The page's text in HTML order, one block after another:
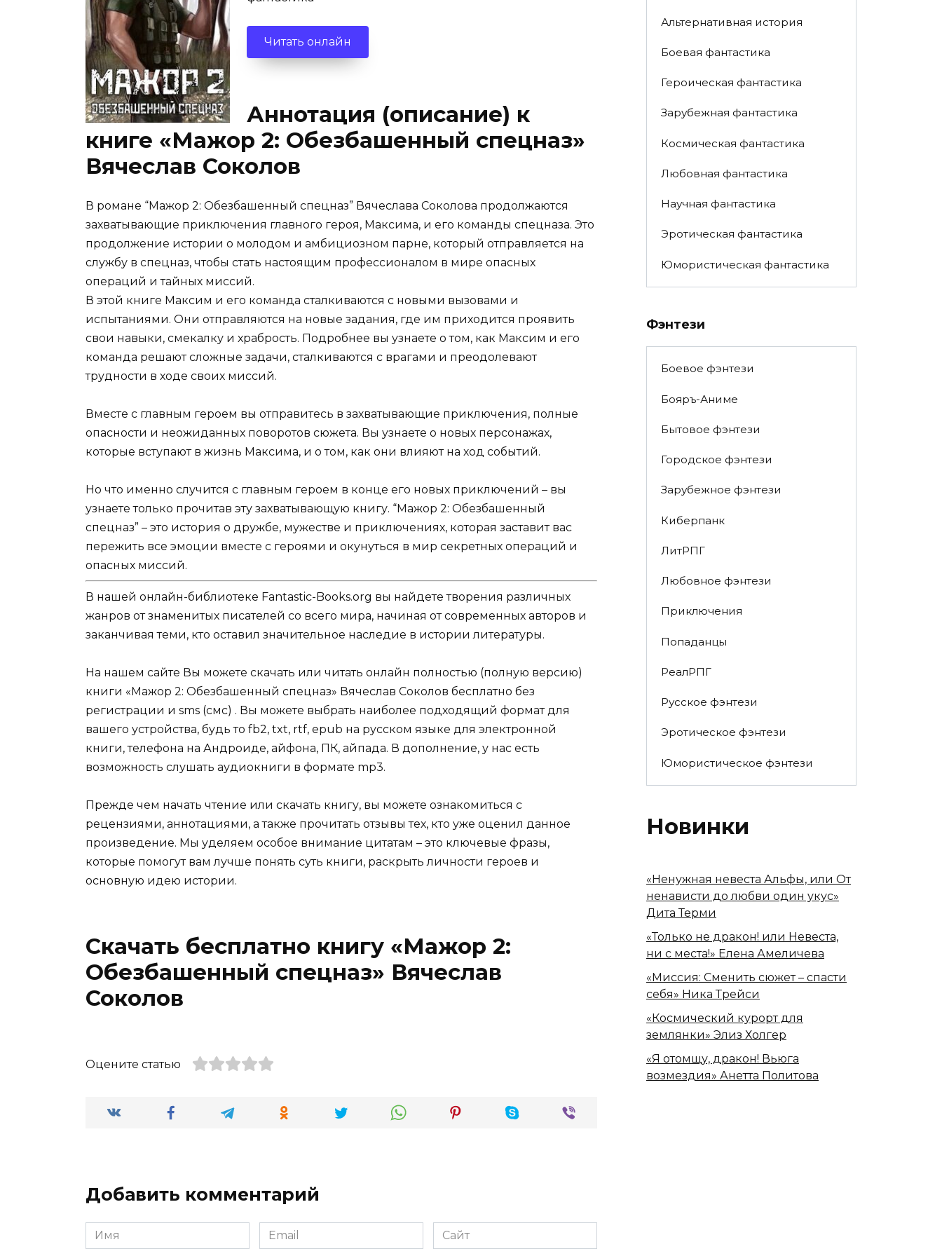
Читать онлайн
Аннотация (описание) к
книге «Мажор 2: Обезбашенный спецназ»
Вячеслав Соколов
В романе “Мажор 2: Обезбашенный спецназ” Вячеслава Соколова продолжаются
захватывающие приключения главного героя, Максима, и его команды спецназа. Это
продолжение истории о молодом и амбициозном парне, который отправляется на
службу в спецназ, чтобы стать настоящим профессионалом в мире опасных
операций и тайных миссий.
В этой книге Максим и его команда сталкиваются с новыми вызовами и
испытаниями. Они отправляются на новые задания, где им приходится проявить
свои навыки, смекалку и храбрость. Подробнее вы узнаете о том, как Максим и его
команда решают сложные задачи, сталкиваются с врагами и преодолевают
трудности в ходе своих миссий.
Вместе с главным героем вы отправитесь в захватывающие приключения, полные
опасности и неожиданных поворотов сюжета. Вы узнаете о новых персонажах,
которые вступают в жизнь Максима, и о том, как они влияют на ход событий.
Но что именно случится с главным героем в конце его новых приключений – вы
узнаете только прочитав эту захватывающую книгу. “Мажор 2: Обезбашенный
спецназ” – это история о дружбе, мужестве и приключениях, которая заставит вас
пережить все эмоции вместе с героями и окунуться в мир секретных операций и
опасных миссий.
В нашей онлайн-библиотеке Fantastic-Books.org вы найдете творения различных
жанров от знаменитых писателей со всего мира, начиная от современных авторов и
заканчивая теми, кто оставил значительное наследие в истории литературы.
На нашем сайте Вы можете скачать или читать онлайн полностью (полную версию)
книги «Мажор 2: Обезбашенный спецназ» Вячеслав Соколов бесплатно без
регистрации и sms (смс) . Вы можете выбрать наиболее подходящий формат для
вашего устройства, будь то fb2, txt, rtf, epub на русском языке для электронной
книги, телефона на Андроиде, айфона, ПК, айпада. В дополнение, у нас есть
возможность слушать аудиокниги в формате mp3.
Прежде чем начать чтение или скачать книгу, вы можете ознакомиться с
рецензиями, аннотациями, а также прочитать отзывы тех, кто уже оценил данное
произведение. Мы уделяем особое внимание цитатам – это ключевые фразы,
которые помогут вам лучше понять суть книги, раскрыть личности героев и
основную идею истории.
Скачать бесплатно книгу «Мажор 2:
Обезбашенный спецназ» Вячеслав
Соколов
Оцените статью
Добавить комментарий
Имя
*
Email
*
Сайт
Альтернативная история
Боевая фантастика
Героическая фантастика
Зарубежная фантастика
Космическая фантастика
Любовная фантастика
Научная фантастика
Эротическая фантастика
Юмористическая фантастика
Фэнтези
Боевое фэнтези
Бояръ-Аниме
Бытовое фэнтези
Городское фэнтези
Зарубежное фэнтези
Киберпанк
ЛитРПГ
Любовное фэнтези
Приключения
Попаданцы
РеалРПГ
Русское фэнтези
Эротическое фэнтези
Юмористическое фэнтези
Новинки
«Ненужная невеста Альфы, или От
ненависти до любви один укус»
Дита Терми
«Только не дракон! или Невеста,
ни с места!» Елена Амеличева
«Миссия: Сменить сюжет – спасти
себя» Ника Трейси
«Космический курорт для
землянки» Элиз Холгер
«Я отомщу, дракон! Вьюга
возмездия» Анетта Политова